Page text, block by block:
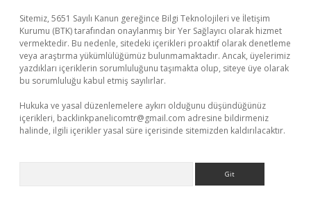
Sitemiz, 5651 Sayılı Kanun gereğince Bilgi Teknolojileri ve İletişim
Kurumu (BTK) tarafından onaylanmış bir Yer Sağlayıcı olarak hizmet
vermektedir. Bu nedenle, sitedeki içerikleri proaktif olarak denetleme
veya araştırma yükümlülüğümüz bulunmamaktadır. Ancak, üyelerimiz
yazdıkları içeriklerin sorumluluğunu taşımakta olup, siteye üye olarak
bu sorumluluğu kabul etmiş sayılırlar.
Hukuka ve yasal düzenlemelere aykırı olduğunu düşündüğünüz
içerikleri, backlinkpanelicomtr@gmail.com adresine bildirmeniz
halinde, ilgili içerikler yasal süre içerisinde sitemizden kaldırılacaktır.